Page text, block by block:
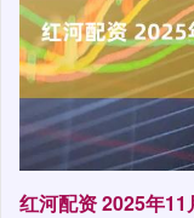
红河配资 2025年